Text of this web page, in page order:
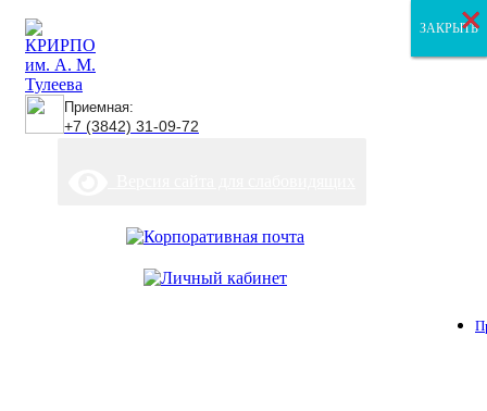
Приемная:
+7 (3842) 31-09-72
ЗАКРЫТЬ
ЗАКРЫТЬ
ЗАКРЫТЬ
×
×
×